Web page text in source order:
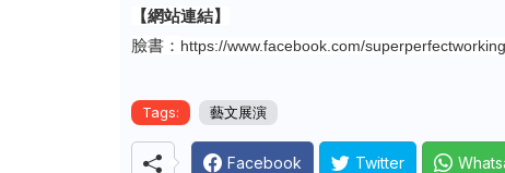
【網站連結】
臉書： https://www.facebook.com/
Tags: 藝文展演
Facebook Twitter